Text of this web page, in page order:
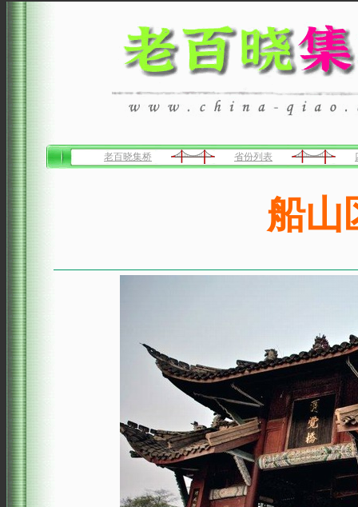
老百晓集桥 省份列表
船山